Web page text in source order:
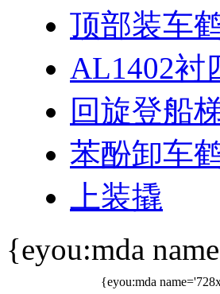
顶部装车
AL1402衬
回旋登船
苯酚卸车
上装撬
{eyou:mda
{eyou:mda